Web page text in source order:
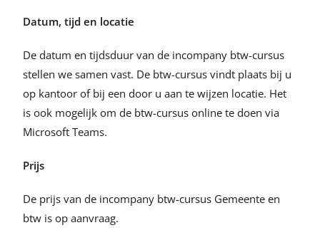
Datum, tijd en locatie
De datum en tijdsduur van de incompany btw-cursus
stellen we samen vast. De btw-cursus vindt plaats bij u
op kantoor of bij een door u aan te wijzen locatie. Het
is ook mogelijk om de btw-cursus online te doen via
Microsoft Teams.
Prijs
De prijs van de incompany btw-cursus Gemeente en
btw is op aanvraag.